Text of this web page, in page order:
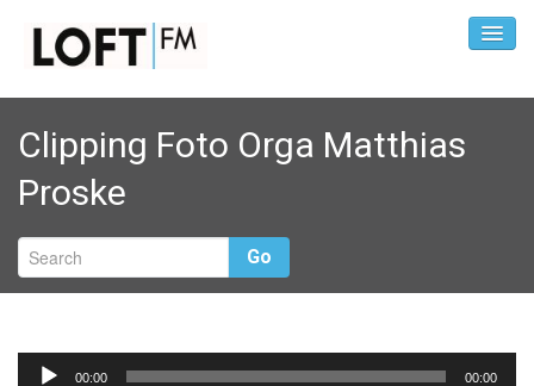
Clipping Foto Orga Matthias
Proske
Go
Audio-
00:00 00:00